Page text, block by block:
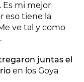
Es mi mejor
eso tiene la
ve tal y como
juntas el
en los Goya